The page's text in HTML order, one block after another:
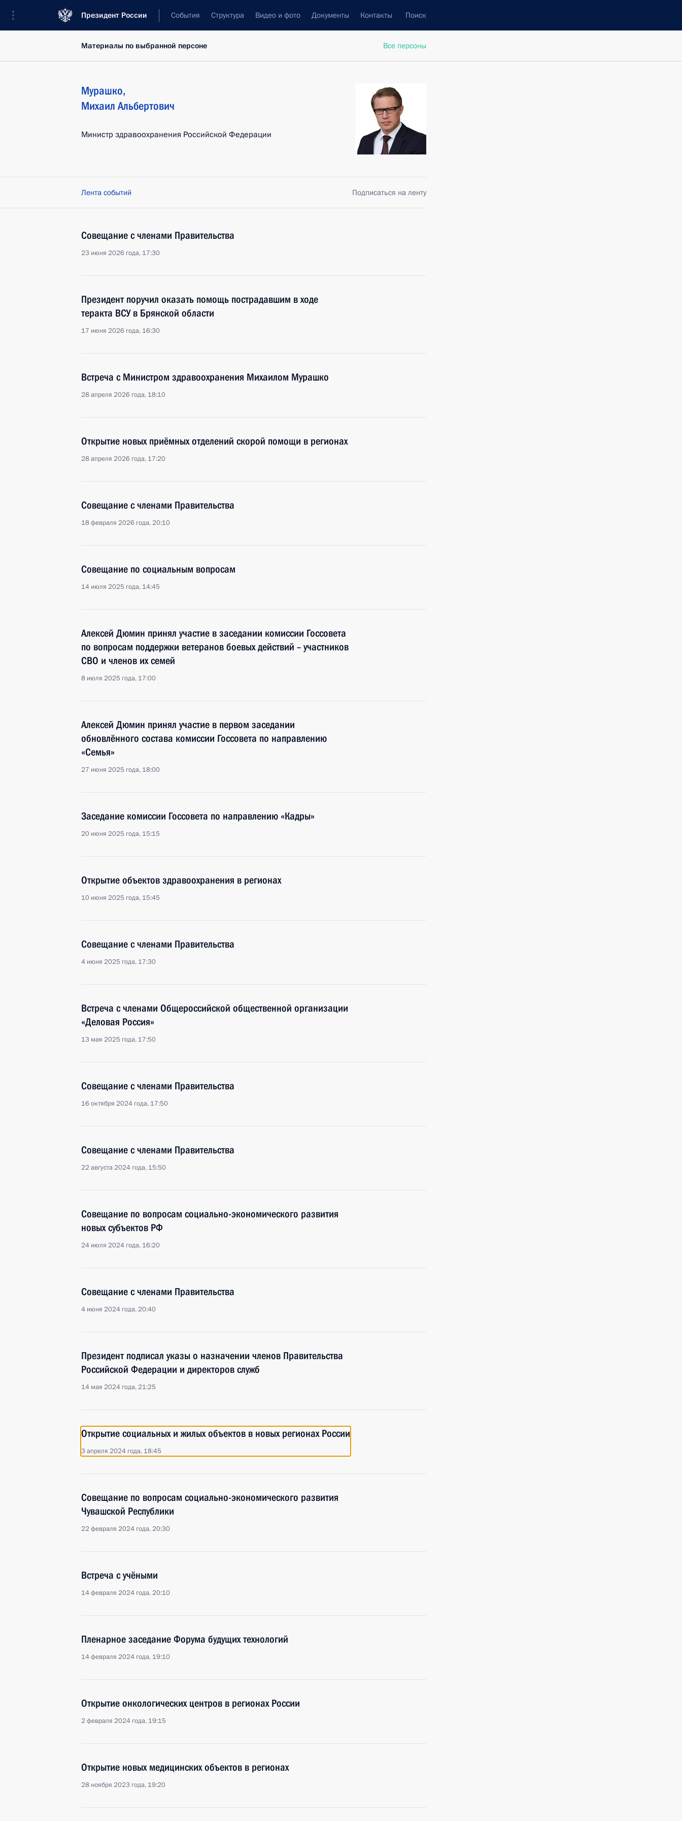
Президент России События Структура Видео и фото Документы Контакты Поиск
Все персоны
Материалы по выбранной персоне
Мурашко,
Михаил Альбертович
Министр здравоохранения Российской Федерации
Лента событий Подписаться на ленту
Совещание с членами Правительства
23 июня 2026 года, 17:30
Президент поручил оказать помощь пострадавшим в ходе
теракта ВСУ в Брянской области
17 июня 2026 года, 16:30
Встреча с Министром здравоохранения Михаилом Мурашко
28 апреля 2026 года, 18:10
Открытие новых приёмных отделений скорой помощи в регионах
28 апреля 2026 года, 17:20
Совещание с членами Правительства
18 февраля 2026 года, 20:10
Совещание по социальным вопросам
14 июля 2025 года, 14:45
Алексей Дюмин принял участие в заседании комиссии Госсовета
по вопросам поддержки ветеранов боевых действий – участников
СВО и членов их семей
8 июля 2025 года, 17:00
Алексей Дюмин принял участие в первом заседании
обновлённого состава комиссии Госсовета по направлению
«Семья»
27 июня 2025 года, 18:00
Заседание комиссии Госсовета по направлению «Кадры»
20 июня 2025 года, 15:15
Открытие объектов здравоохранения в регионах
10 июня 2025 года, 15:45
Совещание с членами Правительства
4 июня 2025 года, 17:30
Встреча с членами Общероссийской общественной организации
«Деловая Россия»
13 мая 2025 года, 17:50
Совещание с членами Правительства
16 октября 2024 года, 17:50
Совещание с членами Правительства
22 августа 2024 года, 15:50
Совещание по вопросам социально-экономического развития
новых субъектов РФ
24 июля 2024 года, 16:20
Совещание с членами Правительства
4 июня 2024 года, 20:40
Президент подписал указы о назначении членов Правительства
Российской Федерации и директоров служб
14 мая 2024 года, 21:25
Открытие социальных и жилых объектов в новых регионах России
3 апреля 2024 года, 18:45
Совещание по вопросам социально-экономического развития
Чувашской Республики
22 февраля 2024 года, 20:30
Встреча с учёными
14 февраля 2024 года, 20:10
Пленарное заседание Форума будущих технологий
14 февраля 2024 года, 19:10
Открытие онкологических центров в регионах России
2 февраля 2024 года, 19:15
Открытие новых медицинских объектов в регионах
28 ноября 2023 года, 19:20